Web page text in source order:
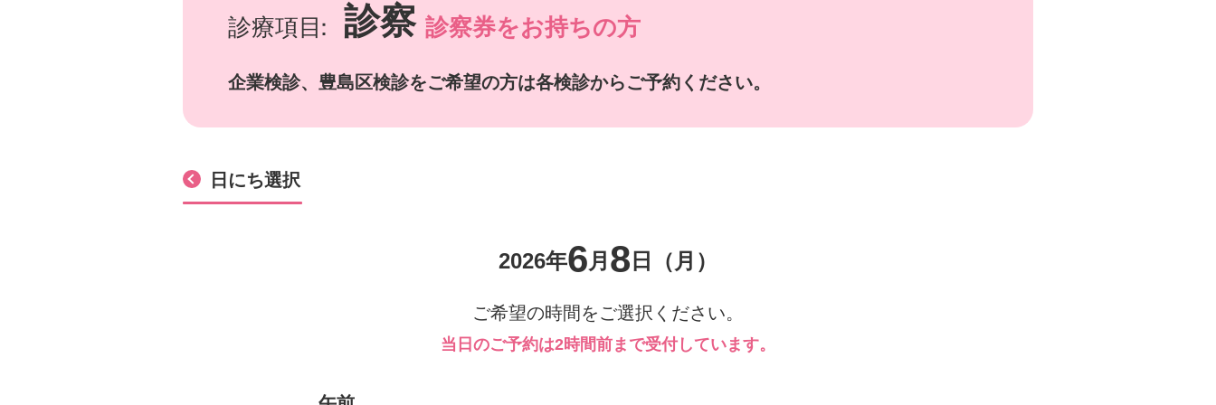
診療項目 診察 診察券をお持ちの方
企業検診、豊島区検診をご希望の方は各検診からご予約ください。
日にち選択
2026年6月 8 日 （月）
ご希望の時間をご選択ください。
当日のご予約は2時間前まで受付しています。